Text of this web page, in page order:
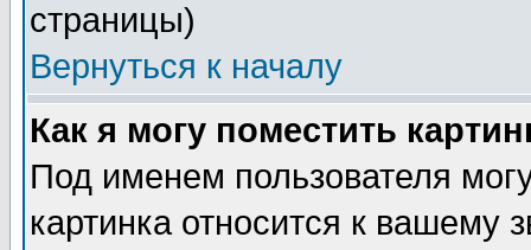
страницы)
Вернуться к началу
Как я могу поместить
Под именем пользователя
картинка относится к вашему